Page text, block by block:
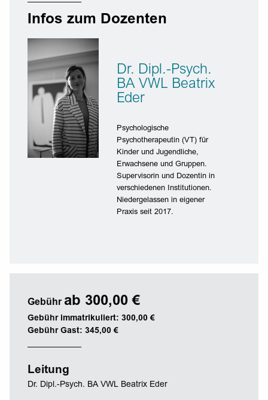
Infos zum Dozenten
Dr. Dipl.-Psych.
BA VWL Beatrix
Eder
Psychologische
Psychotherapeutin (VT) für
Kinder und Jugendliche,
Erwachsene und Gruppen.
Supervisorin und Dozentin in
verschiedenen Institutionen.
Niedergelassen in eigener
Praxis seit 2017.
Gebühr ab 300,00 €
Gebühr immatrikuliert: 300,00 €
Gebühr Gast: 345,00 €
Leitung
Dr. Dipl.-Psych. BA VWL Beatrix Eder